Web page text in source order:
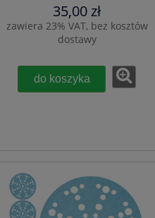
35,00 zł
zawiera 23% VAT, bez kosztów
dostawy
do koszyka